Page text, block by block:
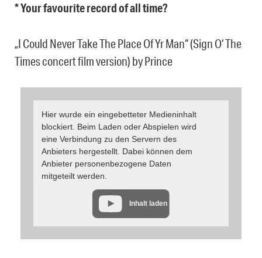
* Your favourite record of all time?
„I Could Never Take The Place Of Yr Man“ (Sign O‘ The
Times concert film version) by Prince
Hier wurde ein eingebetteter Medieninhalt
blockiert. Beim Laden oder Abspielen wird
eine Verbindung zu den Servern des
Anbieters hergestellt. Dabei können dem
Anbieter personenbezogene Daten
mitgeteilt werden.
Inhalt laden